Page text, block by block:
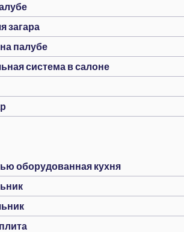
загара
палубе
система в салоне
оборудованная кухня